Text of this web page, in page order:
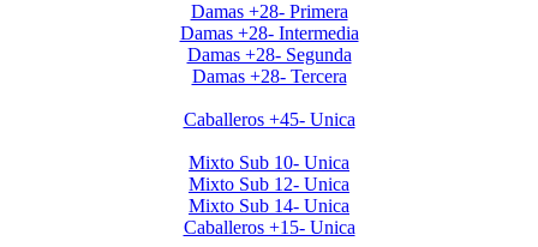
Damas +28- Primera
Damas +28- Intermedia
Damas +28- Segunda
Damas +28- Tercera
Caballeros +45- Unica
Mixto Sub 10- Unica
Mixto Sub 12- Unica
Mixto Sub 14- Unica
Caballeros +15- Unica